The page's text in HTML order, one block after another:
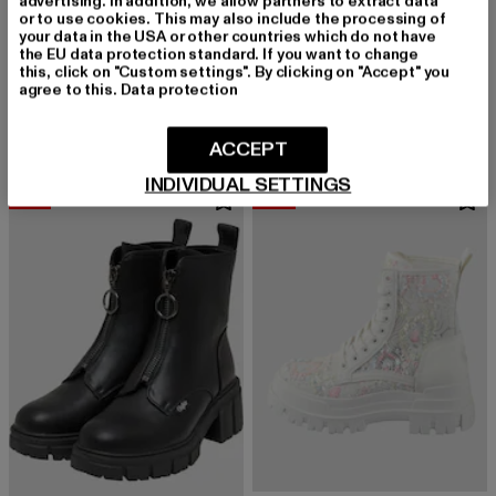
BUFFALO
Raya Ari Glam
67,19 EUR
Derzeitiger Preis: 67,19 EUR
79,99 EURAktionspreis: 79,99 EUR
BUFFALO
-20%
or to use cookies. This may also include the processing of
your data in the USA or other countries which do not have
the EU data protection standard. If you want to change
this, click on "Custom settings". By clicking on "Accept" you
agree to this. Data protection
INDIVIDUAL SETTINGS
ACCEPT